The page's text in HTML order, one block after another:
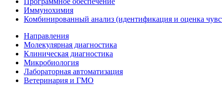
Иммунохимия
Комбинированный анализ (идентификация и оценка
Направления
Молекулярная диагностика
Клиническая диагностика
Микробиология
Лабораторная автоматизация
Ветеринария и ГМО